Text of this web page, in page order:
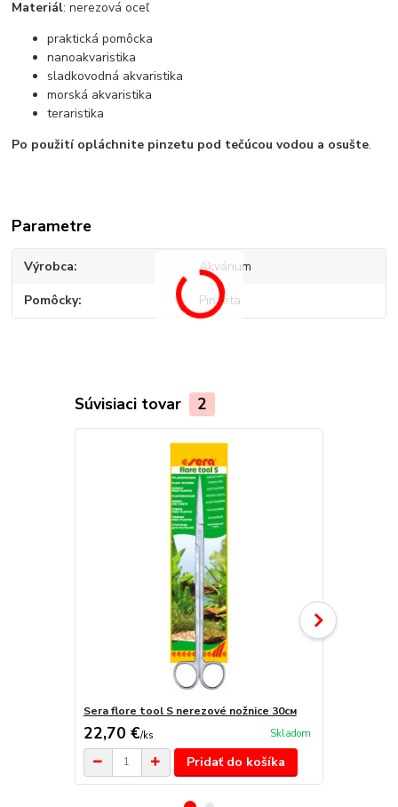
Materiál: nerezová oceľ
praktická pomôcka
nanoakvaristika
sladkovodná akvaristika
morská akvaristika
teraristika
Po použití opláchnite pinzetu pod tečúcou vodou a osušte.
Parametre
Výrobca Akvárium
Pomôcky Pinzeta
Súvisiaci tovar 2
Sera flore tool S nerezové nožnice 30см
22,70 €/ks Skladom
Pridať do košíka